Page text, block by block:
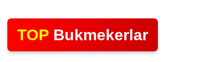
TOP Bukmekerlar